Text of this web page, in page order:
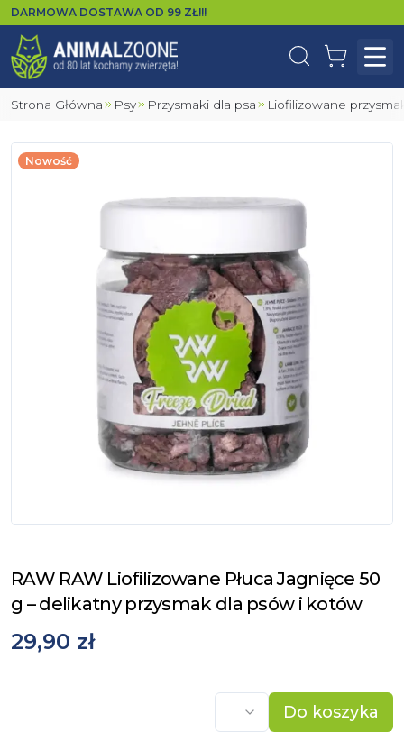
DARMOWA DOSTAWA OD 99 ZŁ!!!
WyszukajKoszyk
Strona Główna Psy Przysmaki dla psa Liofilizowane
Nowość
RAW RAW Liofilizowane Płuca Jagnięce 50
g – delikatny przysmak dla psów i kotów
29,90 zł
Do koszyka